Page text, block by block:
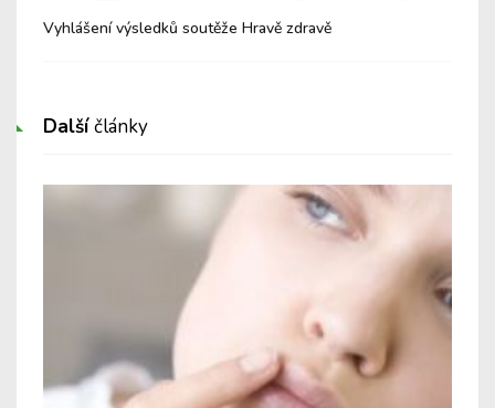
Vyhlášení výsledků soutěže Hravě zdravě
Dalšíčlánky